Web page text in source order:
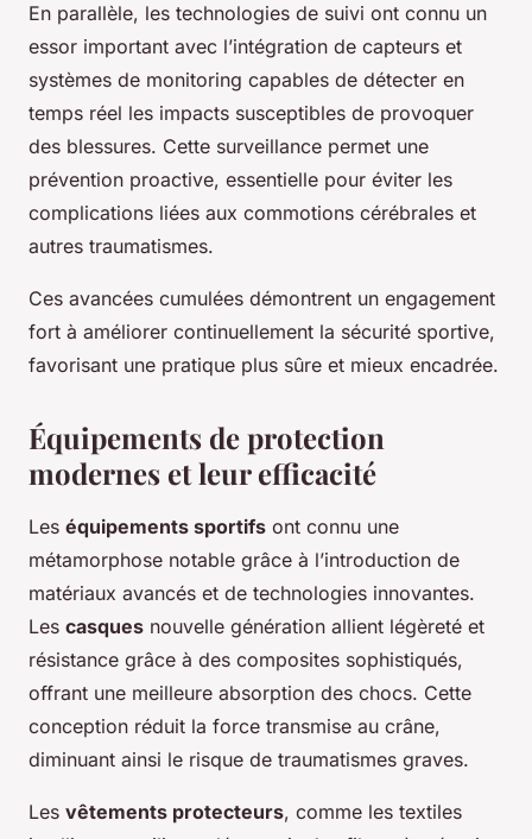
En parallèle, les technologies de suivi ont connu un
essor important avec l’intégration de capteurs et
systèmes de monitoring capables de détecter en
temps réel les impacts susceptibles de provoquer
des blessures. Cette surveillance permet une
prévention proactive, essentielle pour éviter les
complications liées aux commotions cérébrales et
autres traumatismes.
Ces avancées cumulées démontrent un engagement
fort à améliorer continuellement la sécurité sportive,
favorisant une pratique plus sûre et mieux encadrée.
Équipements de protection
modernes et leur efficacité
Les équipements sportifs ont connu une
métamorphose notable grâce à l’introduction de
matériaux avancés et de technologies innovantes.
Les casques nouvelle génération allient légèreté et
résistance grâce à des composites sophistiqués,
offrant une meilleure absorption des chocs. Cette
conception réduit la force transmise au crâne,
diminuant ainsi le risque de traumatismes graves.
Les vêtements protecteurs, comme les textiles